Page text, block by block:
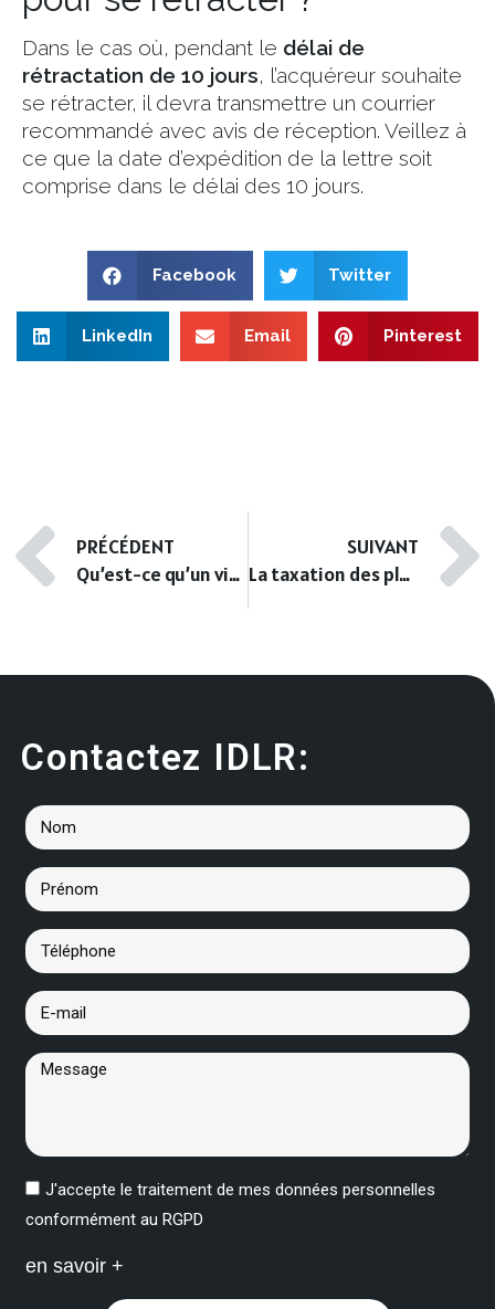
Dans le cas où, pendant le délai de
rétractation de 10 jours, l’acquéreur souhaite
se rétracter, il devra transmettre un courrier
recommandé avec avis de réception. Veillez à
ce que la date d’expédition de la lettre soit
comprise dans le délai des 10 jours.
Facebook Twitter
LinkedIn Email Pinterest
PRÉCÉDENT
Qu’est-ce qu’un vice caché ?
SUIVANT
La taxation des plus-values immobilières
Contactez IDLR:
J'accepte le traitement de mes données personnelles
conformément au RGPD
en savoir +